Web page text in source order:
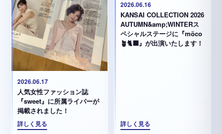
2026.06.17
人気女性ファッション誌
『sweet』に所属ライバーが
掲載されました！
詳しく見る
2026.06.16
KANSAI COLLECTION 2026
AUTUMN&amp;WINTERス
ペシャルステージに『möco
🪴🐈‍⬛』が出演いたします！
詳しく見る